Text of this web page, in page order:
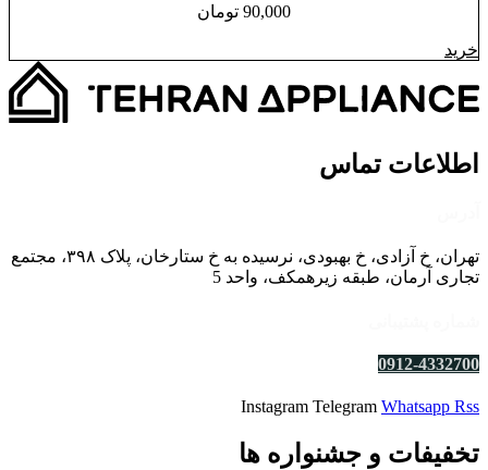
90,000 تومان
خرید
اطلاعات تماس
تهران، خ آزادی، خ بهبودی، نرسیده به خ ستارخان، پلاک ۳۹۸، مجتمع
تجاری آرمان، طبقه زیرهمکف، واحد 5
0912-4332700
Instagram Telegram Whatsapp Rss
تخفیفات و جشنواره ها